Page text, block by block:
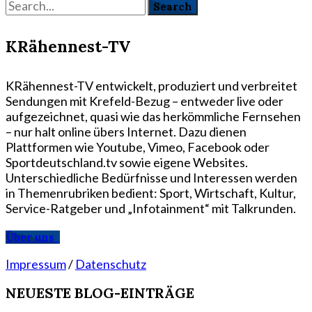
KRähennest-TV
KRähennest-TV entwickelt, produziert und verbreitet
Sendungen mit Krefeld-Bezug – entweder live oder
aufgezeichnet, quasi wie das herkömmliche Fernsehen
– nur halt online übers Internet. Dazu dienen
Plattformen wie Youtube, Vimeo, Facebook oder
Sportdeutschland.tv sowie eigene Websites.
Unterschiedliche Bedürfnisse und Interessen werden
in Themenrubriken bedient: Sport, Wirtschaft, Kultur,
Service-Ratgeber und „Infotainment“ mit Talkrunden.
Über uns
Impressum/ Datenschutz
NEUESTE BLOG-EINTRÄGE